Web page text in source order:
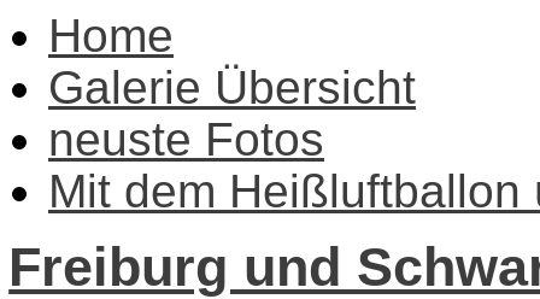
Home
Galerie Übersicht
neuste Fotos
Mit dem Heißluftballon
Freiburg und